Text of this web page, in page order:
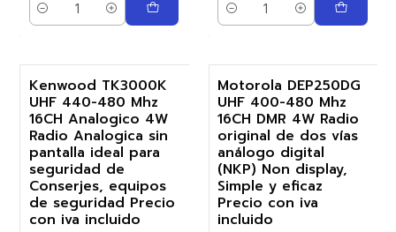
Cantidad Cantidad
-20%
Kenwood TK3000K
UHF 440-480 Mhz
16CH Analogico 4W
Radio Analogica sin
pantalla ideal para
seguridad de
Conserjes, equipos
de seguridad Precio
con iva incluido
-17%
Motorola DEP250DG
UHF 400-480 Mhz
16CH DMR 4W Radio
original de dos vías
análogo digital
(NKP) Non display,
Simple y eficaz
Precio con iva
incluido